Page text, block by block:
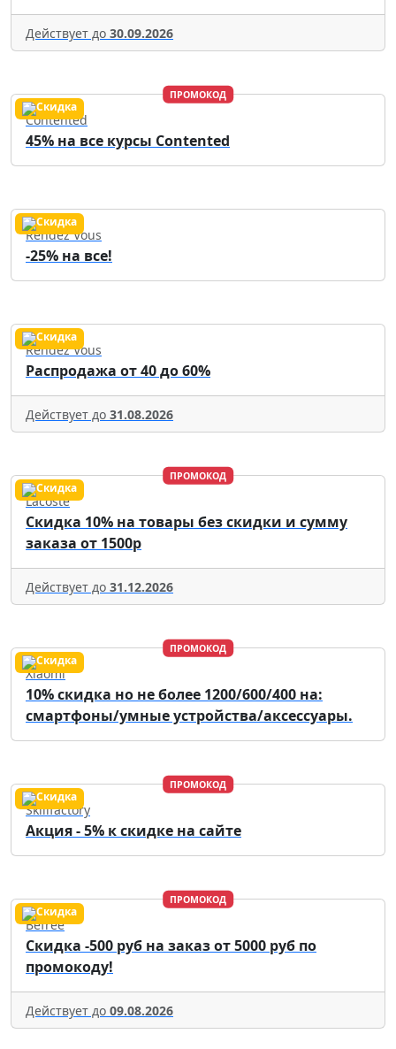
Действует до 30.09.2026
ПРОМОКОД
Contented
45% на все курсы Contented
Rendez Vous
-25% на все!
Rendez Vous
Распродажа от 40 до 60%
Действует до 31.08.2026
ПРОМОКОД
Lacoste
Скидка 10% на товары без скидки и сумму
заказа от 1500р
Действует до 31.12.2026
ПРОМОКОД
Xiaomi
10% скидка но не более 1200/600/400 на:
смартфоны/умные устройства/аксессуары.
ПРОМОКОД
Skillfactory
Акция - 5% к скидке на сайте
ПРОМОКОД
Befree
Скидка -500 руб на заказ от 5000 руб по
промокоду!
Действует до 09.08.2026